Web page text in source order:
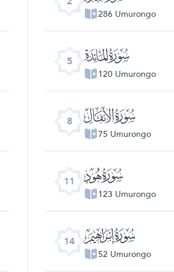
286 Umurongo
5 ﮑ
120 Umurongo
8 ﮔ
75 Umurongo
11 ﮗ
123 Umurongo
14 ﮚ
52 Umurongo